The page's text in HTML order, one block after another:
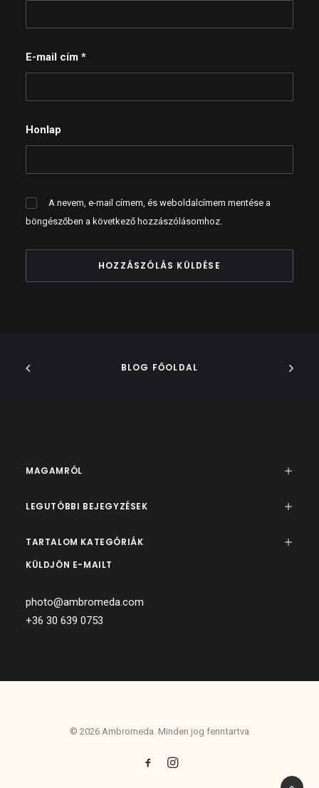
E-mail cím *
Honlap
A nevem, e-mail címem, és weboldalcímem mentése a
böngészőben a következő hozzászólásomhoz.
BLOG FŐOLDAL
MAGAMRÓL
LEGUTÓBBI BEJEGYZÉSEK
TARTALOM KATEGÓRIÁK
KÜLDJÖN E-MAILT
photo@ambromeda.com
+36 30 639 0753
© 2026 Ambromeda. Minden jog fenntartva